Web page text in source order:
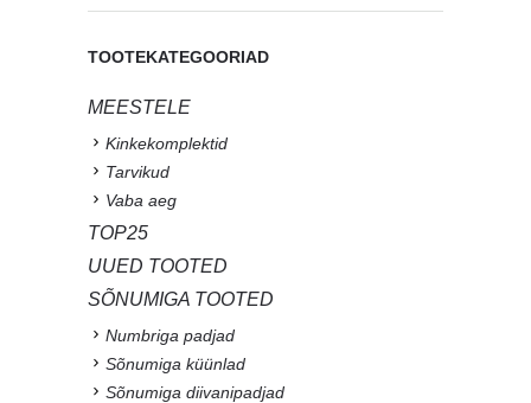
TOOTEKATEGOORIAD
MEESTELE
Kinkekomplektid
Tarvikud
Vaba aeg
TOP25
UUED TOOTED
SÕNUMIGA TOOTED
Numbriga padjad
Sõnumiga küünlad
Sõnumiga diivanipadjad